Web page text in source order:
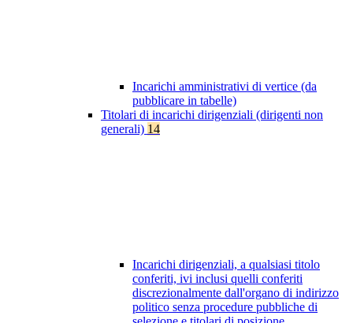
Incarichi amministrativi di vertice (da
pubblicare in tabelle)
Titolari di incarichi dirigenziali (dirigenti non
generali) 14
Incarichi dirigenziali, a qualsiasi titolo
conferiti, ivi inclusi quelli conferiti
discrezionalmente dall'organo di indirizzo
politico senza procedure pubbliche di